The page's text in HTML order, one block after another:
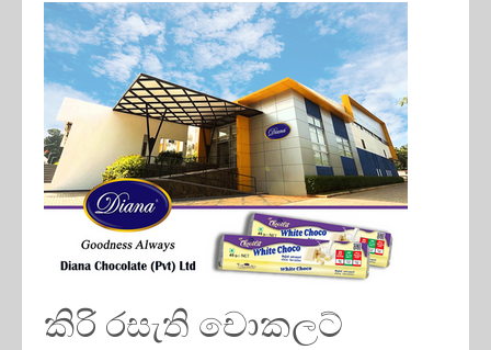
කිරි රසැති චොකලට්